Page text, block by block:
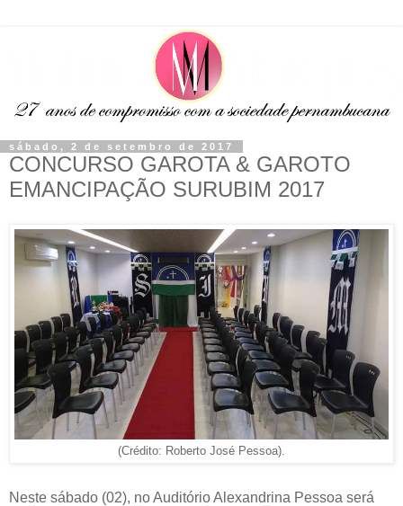
sábado, 2 de setembro de 2017
CONCURSO GAROTA & GAROTO
EMANCIPAÇÃO SURUBIM 2017
(Crédito: Roberto José Pessoa).
Neste sábado (02), no Auditório Alexandrina Pessoa será